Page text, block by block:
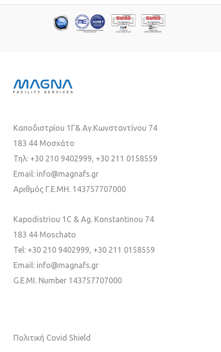
Καποδιστρίου 1Γ& Αγ.Κωνσταντίνου 74
183 44 Μοσχάτο
Τηλ: +30 210 9402999, +30 211 0158559
Email: info@magnafs.gr
Αριθμός Γ.Ε.ΜΗ. 143757707000
Kapodistriou 1C & Ag. Konstantinou 74
183 44 Moschato
Tel: +30 210 9402999, +30 211 0158559
Email: info@magnafs.gr
G.E.MI. Number 143757707000
Πολιτική Covid Shield